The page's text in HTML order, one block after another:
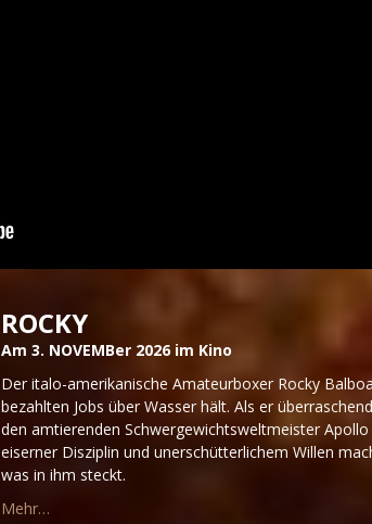
ROCKY
Am 3. NOVEMBer 2026 im Kino
Der italo-amerikanische Amateurboxer Rocky
bezahlten Jobs über Wasser hält. Als er
den amtierenden Schwergewichtsweltmeister
eiserner Disziplin und unerschütterlichem Willen
was in ihm steckt.
Mehr…